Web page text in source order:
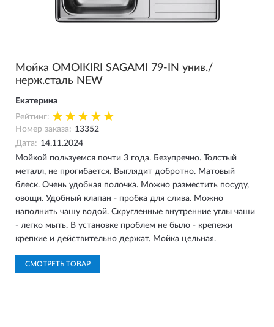
Мойка OMOIKIRI SAGAMI 79-IN унив./
нерж.сталь NEW
Екатерина
Рейтинг:
Номер заказа: 13352
Дата: 14.11.2024
Мойкой пользуемся почти 3 года. Безупречно. Толстый
металл, не прогибается. Выглядит добротно. Матовый
блеск. Очень удобная полочка. Можно разместить посуду,
овощи. Удобный клапан - пробка для слива. Можно
наполнить чашу водой. Скругленные внутренние углы чаши
- легко мыть. В установке проблем не было - крепежи
крепкие и действительно держат. Мойка цельная.
СМОТРЕТЬ ТОВАР